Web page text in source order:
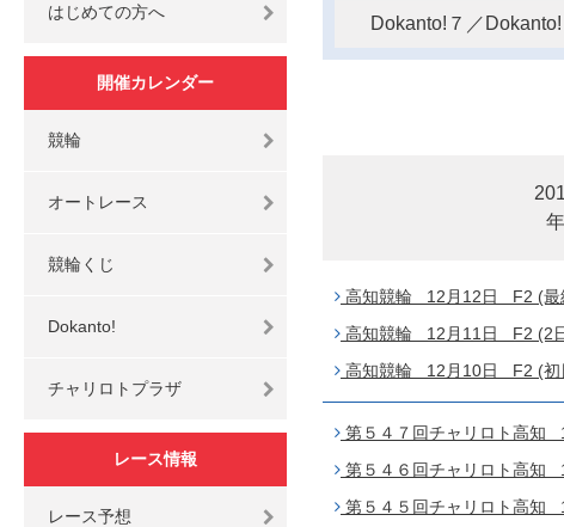
はじめての方へ
開催カレンダー
競輪
オートレース
競輪くじ
Dokanto!
チャリロトプラザ
レース情報
レース予想
Dokanto!７／
年
高知競輪 12月12日 F2 (最
高知競輪 12月11日 F2 (2
高知競輪 12月10日 F2 (初
第５４７回チャリロト高
第５４６回チャリロト高
第５４５回チャリロト高